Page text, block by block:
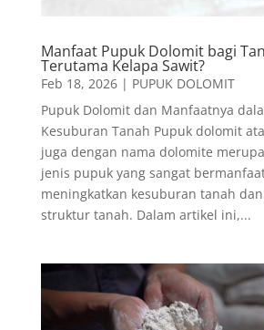
Manfaat Pupuk Dolomit bagi
Terutama Kelapa Sawit?
Feb 18, 2026| PUPUK DOLOMIT
Pupuk Dolomit dan Manfaatnya
Kesuburan Tanah Pupuk dolomit
juga dengan nama dolomite
jenis pupuk yang sangat
meningkatkan kesuburan tanah
struktur tanah. Dalam artikel ini,...